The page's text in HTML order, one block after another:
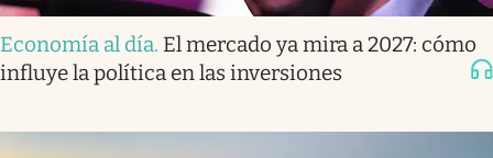
Economía al día. El mercado ya mira a 2027: cómo
influye la política en las inversiones